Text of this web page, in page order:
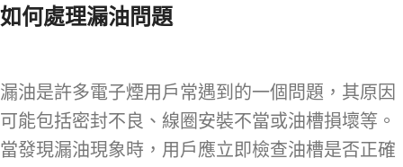
如何處理漏油問題
漏油是許多電子煙用戶常遇到的一個問題，其原因
可能包括密封不良、線圈安裝不當或油槽損壞等。
當發現漏油現象時，用戶應立即檢查油槽是否正確